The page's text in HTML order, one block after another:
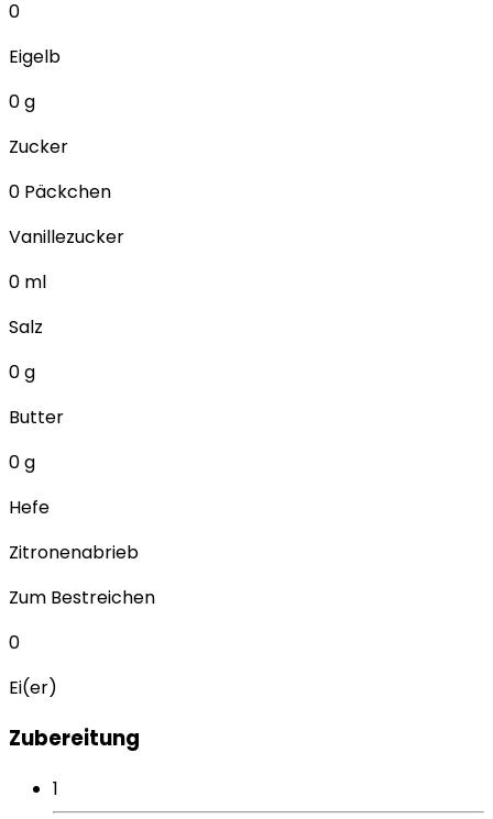
0
Eigelb
0g
Zucker
0 Päckchen
Vanillezucker
0 ml
Salz
0g
Butter
0g
Hefe
Zitronenabrieb
Zum Bestreichen
0
Ei(er)
Zubereitung
1